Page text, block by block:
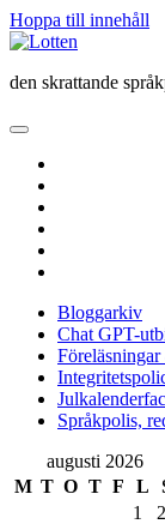
Hoppa till innehåll
Lotten
den skrattande
öppna
meny
Bloggarkiv
Chat GPT-
Språkpolis,
Sidopanel
augusti 2026
M T O T F L
1
2